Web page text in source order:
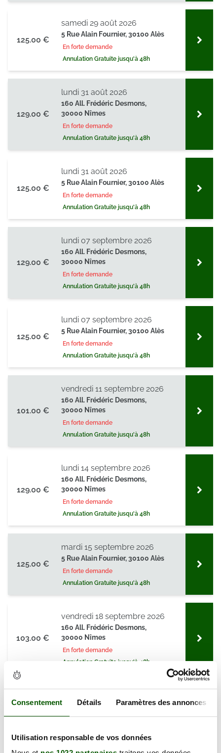
Consentement Détails Paramètres des annonces
Utilisation responsable de vos données
125.00 €
5 Rue Alain Fournier, 30100 Alès
En forte demande
Annulation Gratuite jusqu'à 48h
samedi 29 août 2026
129.00 €
160 All. Frédéric Desmons,
30000 Nîmes
En forte demande
Annulation Gratuite jusqu'à 48h
lundi 31 août 2026
125.00 €
5 Rue Alain Fournier, 30100 Alès
En forte demande
Annulation Gratuite jusqu'à 48h
lundi 31 août 2026
129.00 €
160 All. Frédéric Desmons,
30000 Nîmes
En forte demande
Annulation Gratuite jusqu'à 48h
lundi 07 septembre 2026
125.00 €
5 Rue Alain Fournier, 30100 Alès
En forte demande
Annulation Gratuite jusqu'à 48h
lundi 07 septembre 2026
101.00 €
160 All. Frédéric Desmons,
30000 Nîmes
En forte demande
Annulation Gratuite jusqu'à 48h
vendredi 11 septembre 2026
129.00 €
160 All. Frédéric Desmons,
30000 Nîmes
En forte demande
Annulation Gratuite jusqu'à 48h
lundi 14 septembre 2026
125.00 €
5 Rue Alain Fournier, 30100 Alès
En forte demande
Annulation Gratuite jusqu'à 48h
mardi 15 septembre 2026
103.00 €
160 All. Frédéric Desmons,
30000 Nîmes
En forte demande
Annulation Gratuite jusqu'à 48h
vendredi 18 septembre 2026
5 Rue Alain Fournier, 30100 Alès